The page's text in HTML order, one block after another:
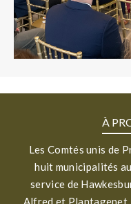
À
Les Comtés unis de
huit municipalités
service de
Alfred et Plantagenet,